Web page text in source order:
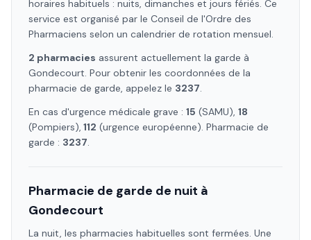
horaires habituels : nuits, dimanches et jours fériés. Ce
service est organisé par le Conseil de l'Ordre des
Pharmaciens selon un calendrier de rotation mensuel.
2 pharmacies assurent actuellement la garde à
Gondecourt. Pour obtenir les coordonnées de la
pharmacie de garde, appelez le 3237.
En cas d'urgence médicale grave : 15 (SAMU), 18
(Pompiers), 112 (urgence européenne). Pharmacie de
garde : 3237.
Pharmacie de garde de nuit à
Gondecourt
La nuit, les pharmacies habituelles sont fermées. Une